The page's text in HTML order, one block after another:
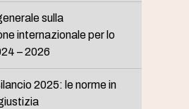
sulla
internazionale per lo
– 2026
2025: le norme in